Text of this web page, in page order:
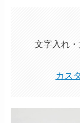
文字入れ
カス